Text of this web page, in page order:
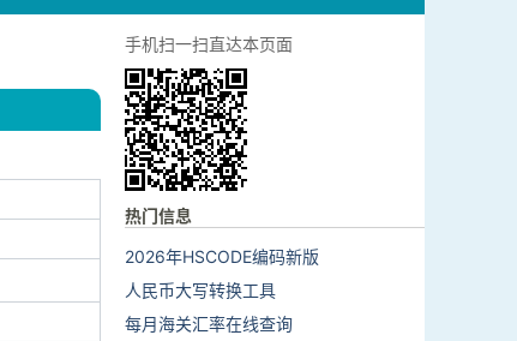
手机扫一扫直达本页面
热门信息
2026年HSCODE编码新版
人民币大写转换工具
每月海关汇率在线查询